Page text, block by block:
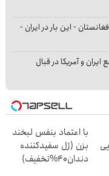
- این بار در ایران -
و آمریکا در قبال
با اعتماد بنفس لبخند
بزن (ژل سفیدکننده
دندان40%تخفیف)